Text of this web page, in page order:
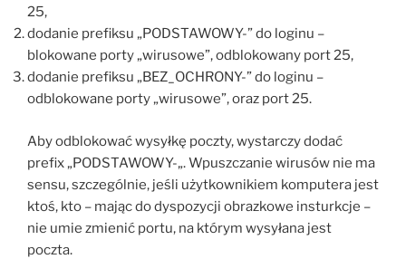
25,
dodanie prefiksu „PODSTAWOWY-” do loginu –
blokowane porty „wirusowe”, odblokowany port 25,
dodanie prefiksu „BEZ_OCHRONY-” do loginu –
odblokowane porty „wirusowe”, oraz port 25.
Aby odblokować wysyłkę poczty, wystarczy dodać
prefix „PODSTAWOWY-„. Wpuszczanie wirusów nie ma
sensu, szczególnie, jeśli użytkownikiem komputera jest
ktoś, kto – mając do dyspozycji obrazkowe insturkcje –
nie umie zmienić portu, na którym wysyłana jest
poczta.